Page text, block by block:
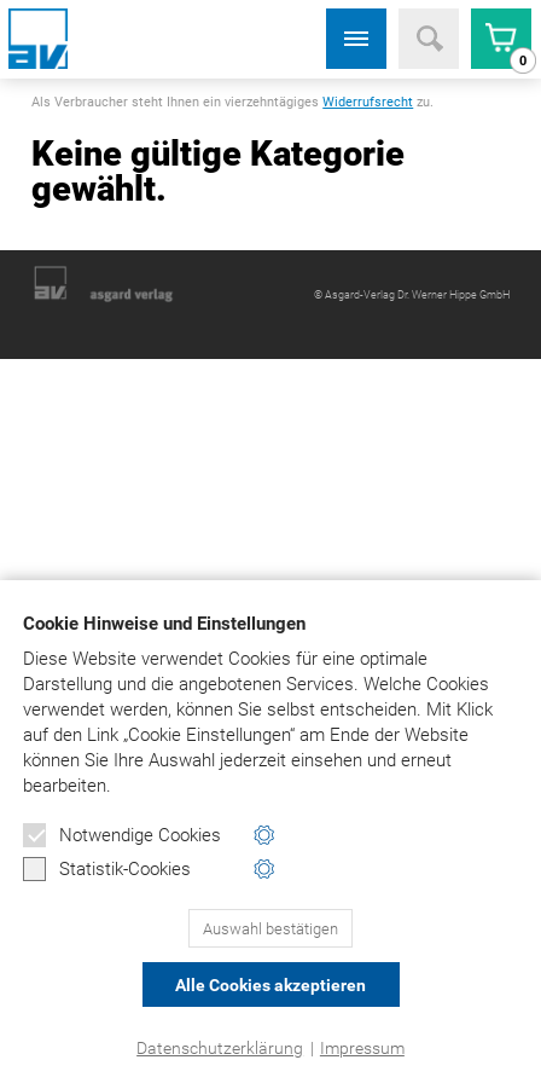
Cookie Hinweise und Einstellungen
Diese Website verwendet Cookies für eine optimale
Darstellung und die angebotenen Services. Welche Cookies
verwendet werden, können Sie selbst entscheiden. Mit Klick
aufden Link „Cookie Einstellungen“ am Ende der Website
können Sie Ihre Auswahl jederzeit einsehen und erneut
bearbeiten.
Notwendige Cookies
Statistik-Cookies
Auswahl bestätigen
Alle Cookies akzeptieren
Datenschutzerklärung | Impressum
0
Als Verbraucher steht Ihnen ein vierzehntägigesWiderrufsrecht zu.
Keine gültige Kategorie
gewählt.
© Asgard-Verlag Dr. Werner Hippe GmbH